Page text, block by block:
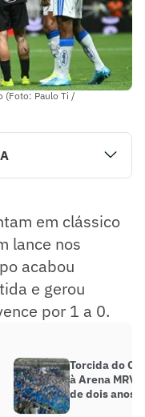
(Foto: Paulo Ti /
em clássico
lance nos
acabou
e gerou
por 1 a 0.
Torcida do
à Arena MRV
de dois anos